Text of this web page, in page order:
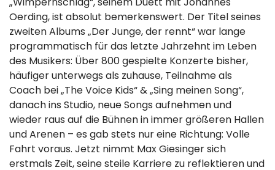
Oerding, ist absolut bemerkenswert. Der Titel seines
zweiten Albums „Der Junge, der rennt“ war lange
programmatisch für das letzte Jahrzehnt im Leben
des Musikers: Über 800 gespielte Konzerte bisher,
häufiger unterwegs als zuhause, Teilnahme als
Coach bei „The Voice Kids“ & „Sing meinen Song“,
danach ins Studio, neue Songs aufnehmen und
wieder raus auf die Bühnen in immer größeren Hallen
und Arenen – es gab stets nur eine Richtung: Volle
Fahrt voraus. Jetzt nimmt Max Giesinger sich
erstmals Zeit, seine steile Karriere zu reflektieren und